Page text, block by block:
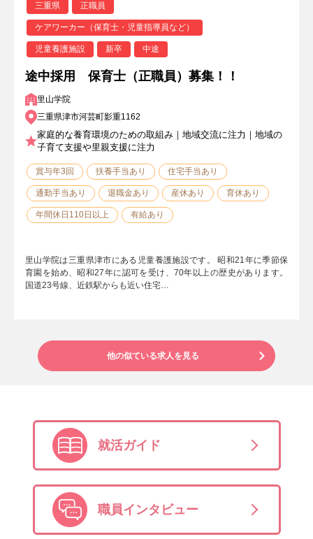
三重県 正職員
ケアワーカー（保育士・児童指導員など）
児童養護施設 新卒 中途
途中採用 保育士（正職員）募集！！
里山学院
三重県津市河芸町影重1162
家庭的な養育環境のための取組み｜地域交流に注力｜地域の
子育て支援や里親支援に注力
賞与年3回 扶養手当あり 住宅手当あり
通勤手当あり 退職金あり 産休あり 育休あり
年間休日110日以上 有給あり
里山学院は三重県津市にある児童養護施設です。 昭和21年に季節保
育園を始め、昭和27年に認可を受け、70年以上の歴史があります。
国道23号線、近鉄駅からも近い住宅…
他の似ている求人を見る
就活ガイド
職員インタビュー